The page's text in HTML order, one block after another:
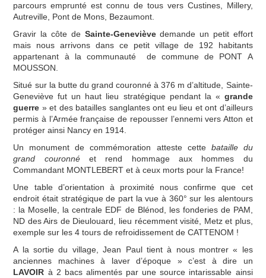
COMMISSIONS
SITES BPF
ESPACE MEMBRES
parcours emprunté est connu de tous vers Custines, Millery,
Autreville, Pont de Mons, Bezaumont.
Gravir la côte de Sainte-Genevièvedemande un petit effort
mais nous arrivons dans ce petit village de 192 habitants
appartenant à la communauté de commune de PONT A
MOUSSON.
Situé sur la butte du grand couronné à 376 m d’altitude, Sainte-
Geneviève fut un haut lieu stratégique pendant la « grande
guerre » et des batailles sanglantes ont eu lieu et ont d’ailleurs
permis à l’Armée française de repousser l’ennemi vers Atton et
protéger ainsi Nancy en 1914.
Un monument de commémoration atteste cette bataille du
grand couronnéet rend hommage aux hommes du
Commandant MONTLEBERT et à ceux morts pour la France!
Une table d’orientation à proximité nous confirme que cet
endroit était stratégique de part la vue à 360° sur les alentours
: la Moselle, la centrale EDF de Blénod, les fonderies de PAM,
ND des Airs de Dieulouard, lieu récemment visité, Metz et plus,
exemple sur les 4 tours de refroidissement de CATTENOM !
A la sortie du village, Jean Paul tient à nous montrer « les
anciennes machines à laver d’époque » c’est à dire un
LAVOIR à 2 bacs alimentés par une source intarissable ainsi